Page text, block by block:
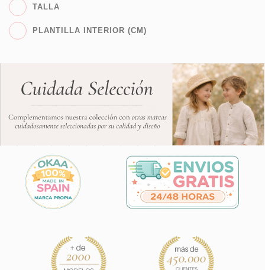
TALLA
PLANTILLA INTERIOR (CM)